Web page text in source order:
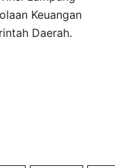
Keuangan
Daerah.